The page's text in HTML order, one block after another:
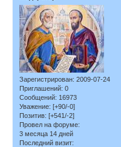
Зарегистрирован: 2009-07-24
Приглашений: 0
Сообщений: 16973
Уважение: [+90/-0]
Позитив: [+541/-2]
Провел на форуме:
3 месяца 14 дней
Последний визит: